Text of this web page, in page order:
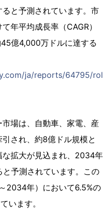
と予測されています。市
年平均成長率（CAGR）
億4,000万ドルに達する
ja/reports/64795/rol
場は、自動車、家電、産
され、約8億ドル規模と
拡大が見込まれ、2034年
予測されています。この
2034年）において6.5%の
います。